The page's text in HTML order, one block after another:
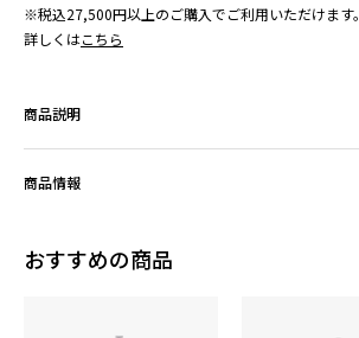
※税込27,500円以上のご購入でご利用いただけます。
詳しくはこちら
商品説明
商品情報
おすすめの商品